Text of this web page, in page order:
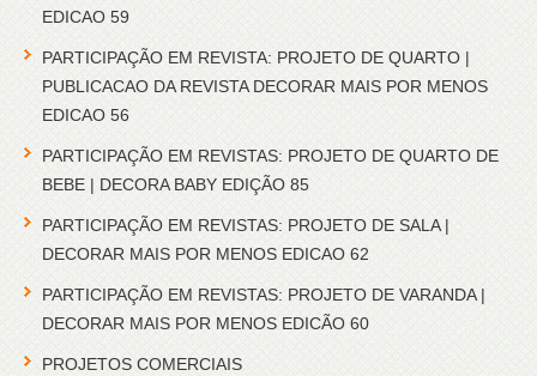
EDICAO 59
PARTICIPAÇÃO EM REVISTA: PROJETO DE QUARTO |
PUBLICACAO DA REVISTA DECORAR MAIS POR MENOS
EDICAO 56
PARTICIPAÇÃO EM REVISTAS: PROJETO DE QUARTO DE
BEBE | DECORA BABY EDIÇÃO 85
PARTICIPAÇÃO EM REVISTAS: PROJETO DE SALA |
DECORAR MAIS POR MENOS EDICAO 62
PARTICIPAÇÃO EM REVISTAS: PROJETO DE VARANDA |
DECORAR MAIS POR MENOS EDICÃO 60
PROJETOS COMERCIAIS